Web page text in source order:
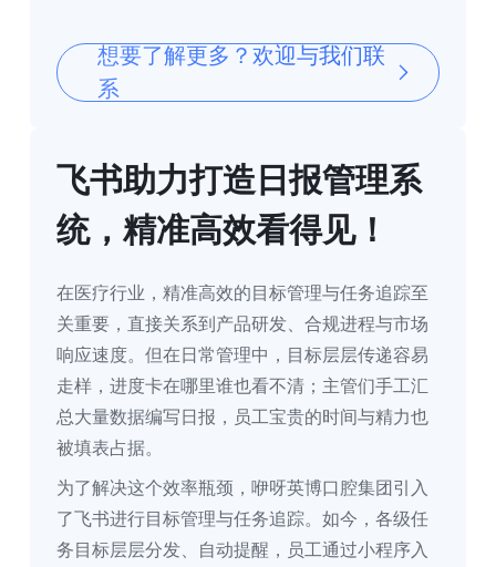
想要了解更多？欢迎与我们联
系
飞书助力打造日报管理系
统，精准高效看得见！
在医疗行业，精准高效的目标管理与任务追踪至
关重要，直接关系到产品研发、合规进程与市场
响应速度。但在日常管理中，目标层层传递容易
走样，进度卡在哪里谁也看不清；主管们手工汇
总大量数据编写日报，员工宝贵的时间与精力也
被填表占据。
为了解决这个效率瓶颈，咿呀英博口腔集团引入
了飞书进行目标管理与任务追踪。如今，各级任
务目标层层分发、自动提醒，员工通过小程序入